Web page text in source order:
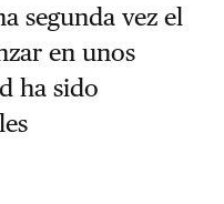
segunda vez el
en unos
ha sido